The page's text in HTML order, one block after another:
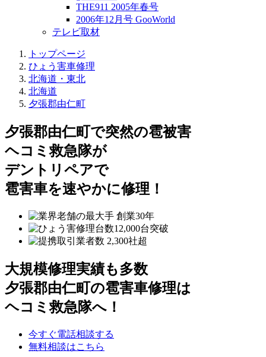
THE911 2005年春号
2006年12月号 GooWorld
テレビ取材
トップページ
ひょう害車修理
北海道・東北
北海道
夕張郡由仁町
夕張郡由仁町で突然の雹被害
ヘコミ救急隊が
デントリペアで
雹害車を速やかに修理！
大規模修理実績も多数
夕張郡由仁町の雹害車修理は
ヘコミ救急隊へ！
今すぐ電話相談する
無料相談はこちら